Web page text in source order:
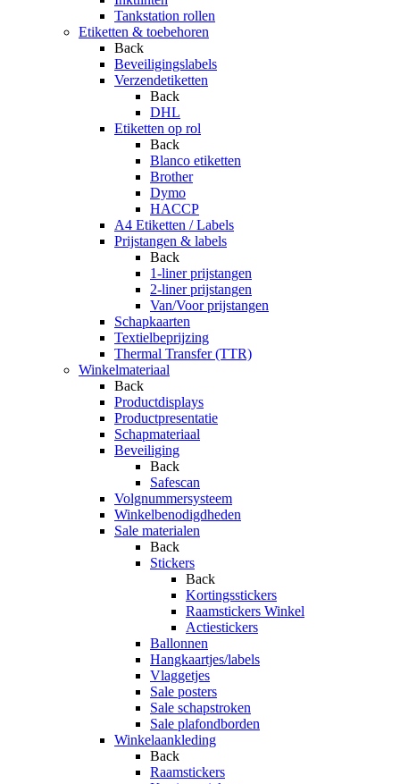
Tankstation rollen
Etiketten & toebehoren
Back
Beveiligingslabels
Verzendetiketten
Back
DHL
Etiketten op rol
Back
Blanco etiketten
Brother
Dymo
HACCP
A4 Etiketten / Labels
Prijstangen & labels
Back
1-liner prijstangen
2-liner prijstangen
Van/Voor prijstangen
Schapkaarten
Textielbeprijzing
Thermal Transfer (TTR)
Winkelmateriaal
Back
Productdisplays
Productpresentatie
Schapmateriaal
Beveiliging
Back
Safescan
Volgnummersysteem
Winkelbenodigdheden
Sale materialen
Back
Stickers
Back
Kortingsstickers
Raamstickers Winkel
Actiestickers
Ballonnen
Hangkaartjes/labels
Vlaggetjes
Sale posters
Sale schapstroken
Sale plafondborden
Winkelaankleding
Back
Raamstickers